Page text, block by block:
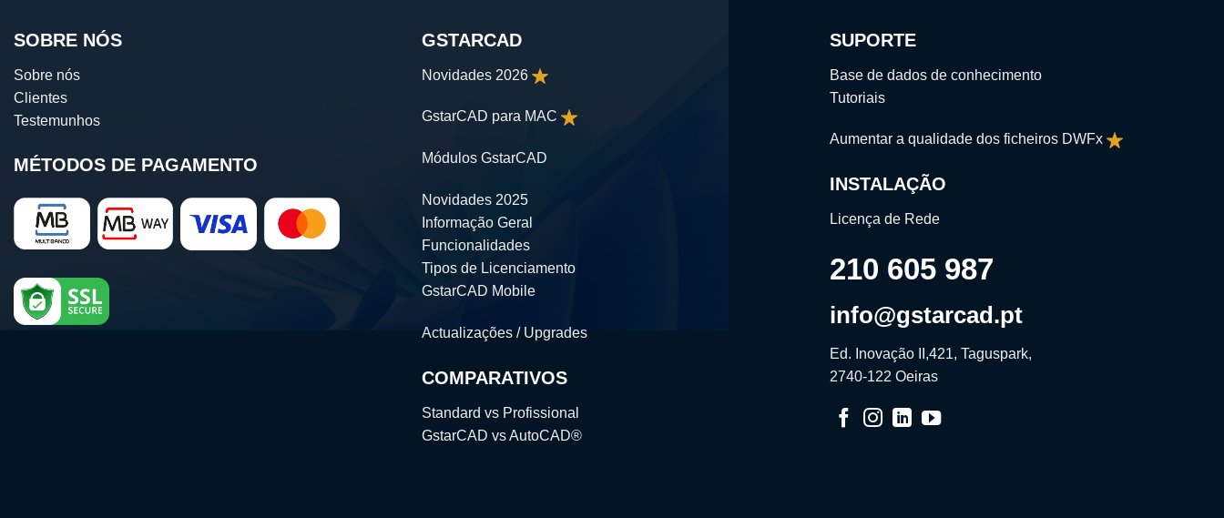
SOBRE NÓS
Sobre nós
Clientes
Testemunhos
MÉTODOS DE PAGAMENTO
GSTARCAD
Novidades 2026
GstarCAD para MAC
Módulos GstarCAD
Novidades 2025
Informação Geral
Funcionalidades
Tipos de Licenciamento
GstarCAD Mobile
Actualizações / Upgrades
COMPARATIVOS
Standard vs Profissional
GstarCAD vs AutoCAD®
SUPORTE
Base de dados de conhecimento
Tutoriais
Aumentar a qualidade dos ficheiros DWFx
INSTALAÇÃO
Licença de Rede
210 605 987
info@gstarcad.pt
Ed. Inovação II,421, Taguspark,
2740-122 Oeiras